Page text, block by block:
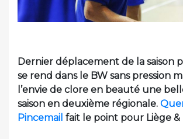
Dernier déplacement de la saison
se rend dans le BW sans pression
l’envie de clore en beauté une
saison en deuxième régionale.
Pincemail fait le point pour Liège &